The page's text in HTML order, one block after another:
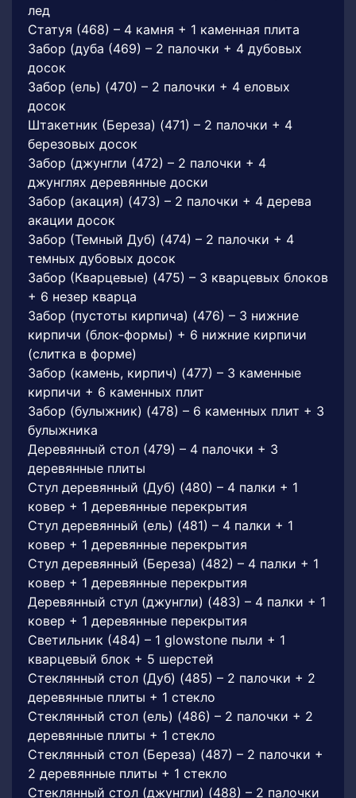
лед
Статуя (468) – 4 камня + 1 каменная плита
Забор (дуба (469) – 2 палочки + 4 дубовых
досок
Забор (ель) (470) – 2 палочки + 4 еловых
досок
Штакетник (Береза) (471) – 2 палочки + 4
березовых досок
Забор (джунгли (472) – 2 палочки + 4
джунглях деревянные доски
Забор (акация) (473) – 2 палочки + 4 дерева
акации досок
Забор (Темный Дуб) (474) – 2 палочки + 4
темных дубовых досок
Забор (Кварцевые) (475) – 3 кварцевых блоков
+ 6 незер кварца
Забор (пустоты кирпича) (476) – 3 нижние
кирпичи (блок-формы) + 6 нижние кирпичи
(слитка в форме)
Забор (камень, кирпич) (477) – 3 каменные
кирпичи + 6 каменных плит
Забор (булыжник) (478) – 6 каменных плит + 3
булыжника
Деревянный стол (479) – 4 палочки + 3
деревянные плиты
Стул деревянный (Дуб) (480) – 4 палки + 1
ковер + 1 деревянные перекрытия
Стул деревянный (ель) (481) – 4 палки + 1
ковер + 1 деревянные перекрытия
Стул деревянный (Береза) (482) – 4 палки + 1
ковер + 1 деревянные перекрытия
Деревянный стул (джунгли) (483) – 4 палки + 1
ковер + 1 деревянные перекрытия
Светильник (484) – 1 glowstone пыли + 1
кварцевый блок + 5 шерстей
Стеклянный стол (Дуб) (485) – 2 палочки + 2
деревянные плиты + 1 стекло
Стеклянный стол (ель) (486) – 2 палочки + 2
деревянные плиты + 1 стекло
Стеклянный стол (Береза) (487) – 2 палочки +
2 деревянные плиты + 1 стекло
Стеклянный стол (джунгли) (488) – 2 палочки